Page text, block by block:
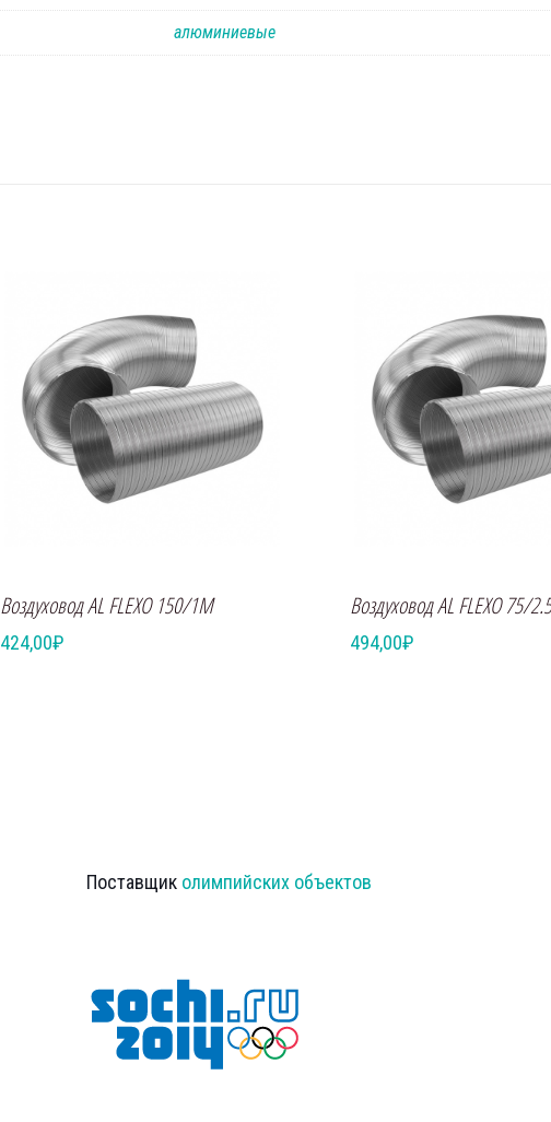
алюминиевые
Воздуховод AL FLEXO 150/1M
424,00₽
Воздуховод AL FLEXO 75/
494,00₽
Поставщик олимпийских объектов